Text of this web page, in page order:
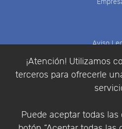
¡Atención! Utilizamos
terceros para ofrecerle
Puede aceptar todas
Aviso
Política de
Condiciones